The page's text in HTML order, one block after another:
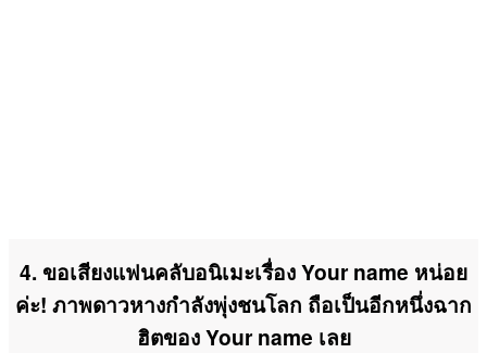
4. ขอเสียงแฟนคลับอนิเมะเรื่อง Your name หน่อย
ค่ะ! ภาพดาวหางกำลังพุ่งชนโลก ถือเป็นอีกหนึ่งฉาก
ฮิตของ Your name เลย